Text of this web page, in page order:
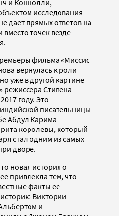
и Коннолли,
исследования
дает прямых ответов на
точек везде
фильма «Миссис
вернулась к роли
уже в другой картине
режиссера Стивена
году. Это
писательницы
Абдул Карима —
королевы, который
стал одним из самых
дворе.
новая история о
привлекла тем, что
факты ее
Виктории
и